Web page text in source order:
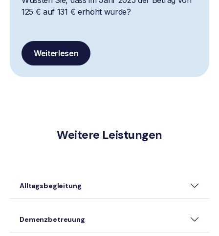
125 € auf 131 € erhöht wurde?
Weiterlesen
Weitere Leistungen
Alltagsbegleitung
Demenzbetreuung